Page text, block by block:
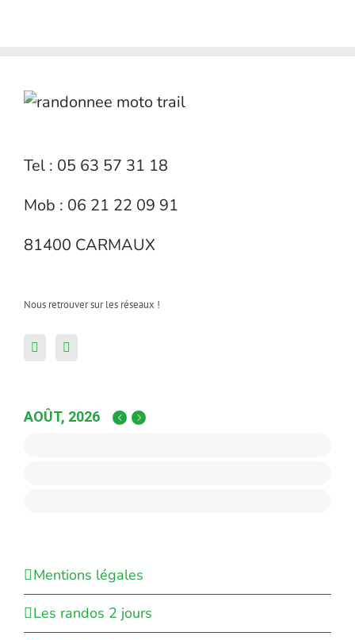
Tel : 05 63 57 31 18
Mob : 06 21 22 09 91
81400 CARMAUX
Nous retrouver sur les réseaux !
AOÛT, 2026
Mentions légales
Les randos 2 jours